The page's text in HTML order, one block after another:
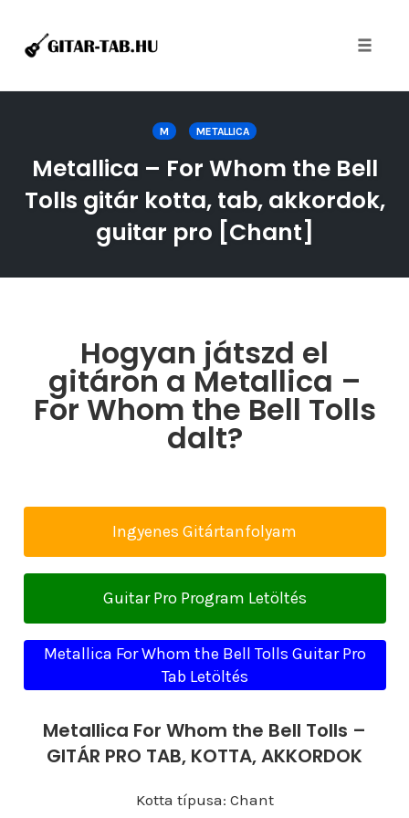
M METALLICA
Metallica – For Whom the Bell
Tolls gitár kotta, tab, akkordok,
guitar pro [Chant]
Hogyan játszd el
gitáron a Metallica –
For Whom the Bell Tolls
dalt?
Ingyenes Gitártanfolyam
Guitar Pro Program Letöltés
Metallica For Whom the Bell Tolls Guitar Pro
Tab Letöltés
Metallica For Whom the Bell Tolls –
GITÁR PRO TAB, KOTTA, AKKORDOK
Kotta típusa: Chant